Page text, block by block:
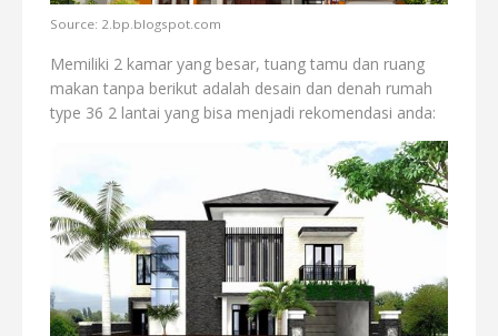
Source: 2.bp.blogspot.com
Memiliki 2 kamar yang besar, tuang tamu dan ruang
makan tanpa berikut adalah desain dan denah rumah
type 36 2 lantai yang bisa menjadi rekomendasi anda: